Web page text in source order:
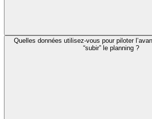
Quelles données utilisez-vous pour piloter
“subir” le planning ?